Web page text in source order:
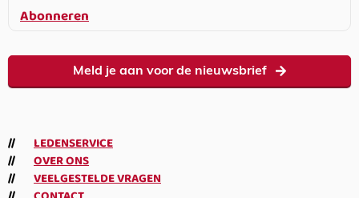
Abonneren
Meld je aan voor de nieuwsbrief
LEDENSERVICE
OVER ONS
VEELGESTELDE VRAGEN